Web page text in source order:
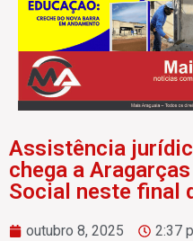
Assistência
chega a
Social neste final
outubro 8, 2025 2:37